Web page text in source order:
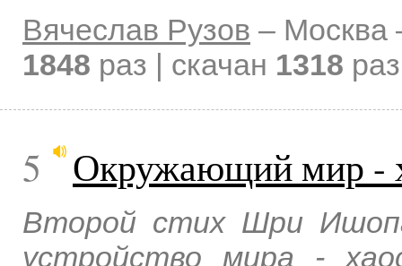
Вячеслав Рузов – Москва
1848 раз | скачан 1318
5 Окружающий мир -
Второй стих Шри
устройство мира -